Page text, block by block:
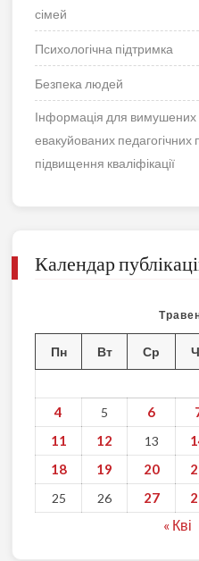
сімей
Психологічна підтримка
Безпека людей
Інформація для вимушених
евакуйованих педагогічних
підвищення кваліфікації
Календар
Пн Вт Ср
4 5 6
11 12 13
18 19 20
25
26 27
« Кві